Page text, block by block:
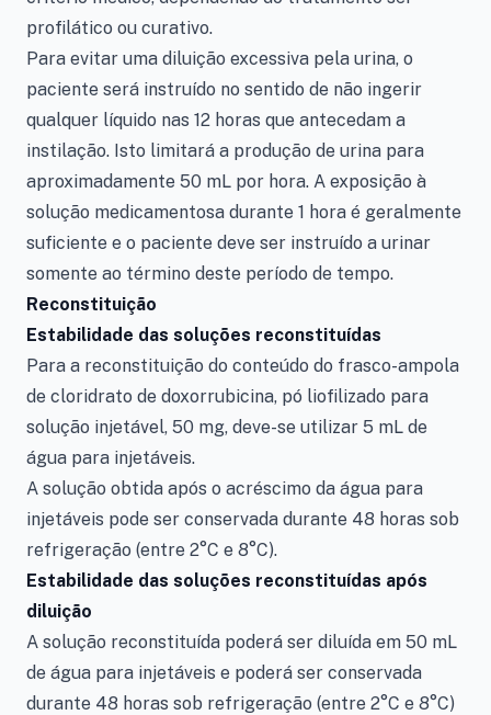
profilático ou curativo.
Para evitar uma diluição excessiva pela urina, o
paciente será instruído no sentido de não ingerir
qualquer líquido nas 12 horas que antecedam a
instilação. Isto limitará a produção de urina para
aproximadamente 50 mL por hora. A exposição à
solução medicamentosa durante 1 hora é geralmente
suficiente e o paciente deve ser instruído a urinar
somente ao término deste período de tempo.
Reconstituição
Estabilidade das soluções reconstituídas
Para a reconstituição do conteúdo do frasco-ampola
de cloridrato de doxorrubicina, pó liofilizado para
solução injetável, 50 mg, deve-se utilizar 5 mL de
água para injetáveis.
A solução obtida após o acréscimo da água para
injetáveis pode ser conservada durante 48 horas sob
refrigeração (entre 2°C e 8°C).
Estabilidade das soluções reconstituídas após
diluição
A solução reconstituída poderá ser diluída em 50 mL
de água para injetáveis e poderá ser conservada
durante 48 horas sob refrigeração (entre 2°C e 8°C)